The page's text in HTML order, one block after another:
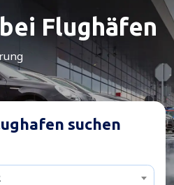
Flughäfen
suchen